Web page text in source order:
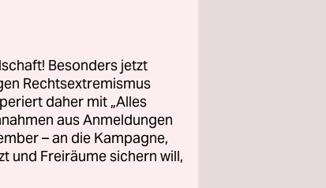
Er
von
Besonders jetzt
Rechtsextremismus
daher mit „Alles
aus Anmeldungen
– an die Kampagne,
und Freiräume sichern will,